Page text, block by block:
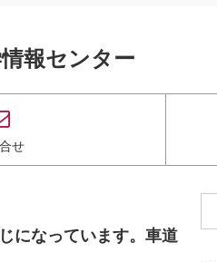
報センター
せ
になっています。車道